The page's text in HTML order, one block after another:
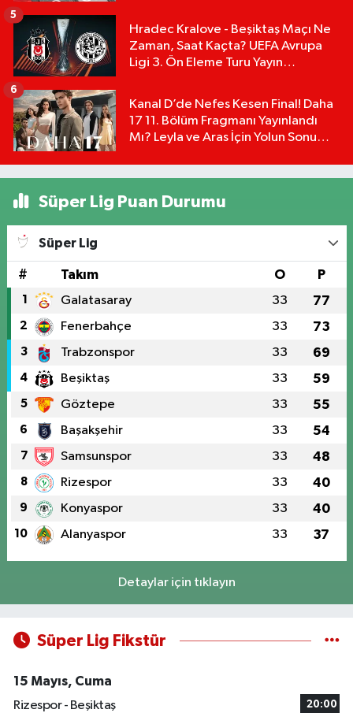
Hradec Kralove - Beşiktaş Maçı Ne
Zaman, Saat Kaçta? UEFA Avrupa
Ligi 3. Ön Eleme Turu Yayın
5
Kanal D’de Nefes Kesen Final! Daha
17 11. Bölüm Fragmanı Yayınlandı
Mı? Leyla ve Aras İçin Yolun Sonu
6
Süper Lig Puan Durumu
Süper Lig
# Takım O P
1 Galatasaray 33 77
2 Fenerbahçe 33 73
3 Trabzonspor 33 69
4 Beşiktaş 33 59
5 Göztepe 33 55
6 Başakşehir 33 54
7 Samsunspor 33 48
8 Rizespor 33 40
9 Konyaspor 33 40
10 Alanyaspor 33 37
Detaylar için tıklayın
Süper Lig Fikstür
15 Mayıs, Cuma
Rizespor - Beşiktaş
20:00